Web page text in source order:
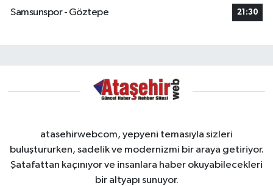
Samsunspor - Göztepe
21:30
atasehirwebcom, yepyeni temasıyla sizleri
buluştururken, sadelik ve modernizmi bir araya getiriyor.
Şatafattan kaçınıyor ve insanlara haber okuyabilecekleri
bir altyapı sunuyor.